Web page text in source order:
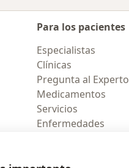
Para los pacientes
Especialistas
Clínicas
Pregunta al Experto
Medicamentos
Servicios
Enfermedades